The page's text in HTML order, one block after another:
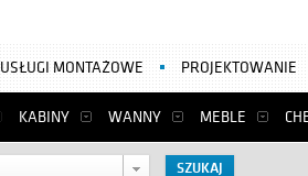
KABINY WANNY MEBLE
USŁUGI MONTAŻOWE PROJEKTOWANIE